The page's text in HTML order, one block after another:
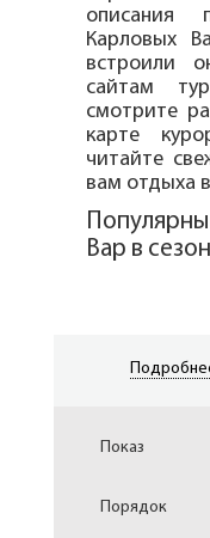
описания
Карловых
встроили
сайтам
смотрите
карте
читайте
вам отдыха
Вар в
Показ
Порядок